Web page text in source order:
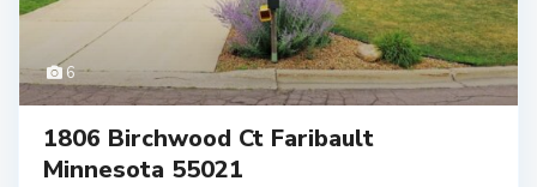
6
1806 Birchwood Ct Faribault
Minnesota 55021